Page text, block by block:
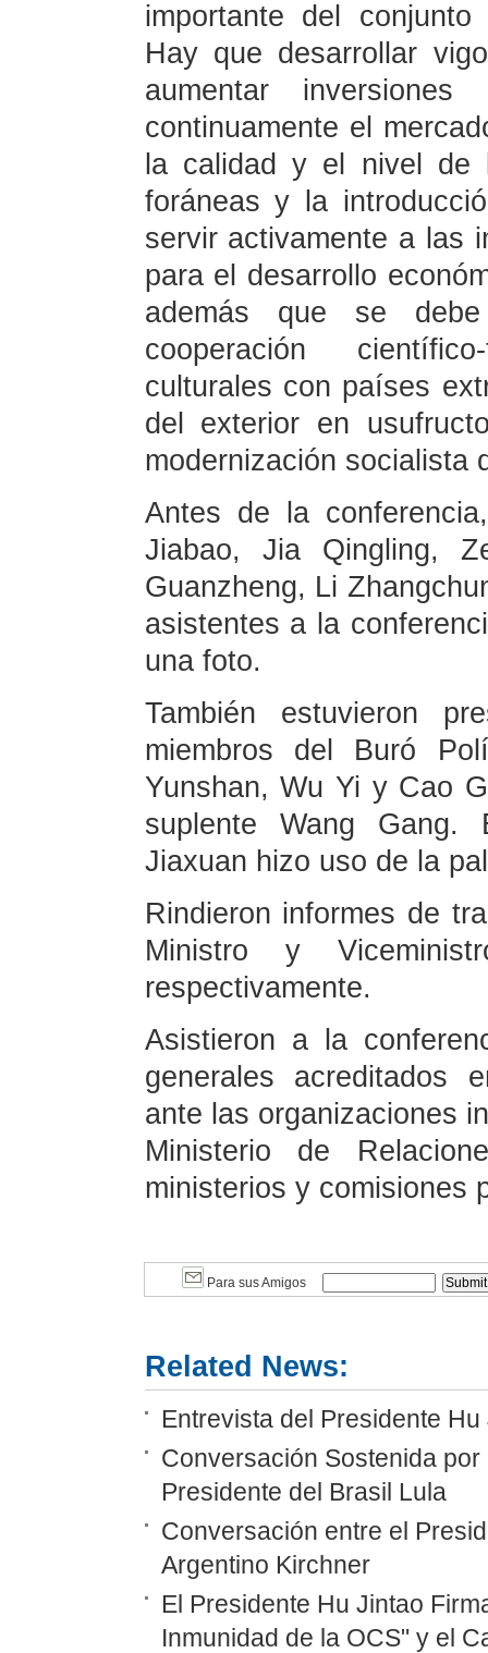
importante del
Hay que desarrollar
aumentar
continuamente el
la calidad y el nivel de
foráneas y la
servir activamente a las
para el desarrollo
además que se
cooperación
culturales con países
del exterior en
modernización socialista
Antes de la
Jiabao, Jia Qingling,
Guanzheng, Li
asistentes a la
una foto.
También estuvieron
miembros del Buró
Yunshan, Wu Yi y Cao
suplente Wang Gang.
Jiaxuan hizo uso de la
Rindieron informes de
Ministro y
respectivamente.
Asistieron a la
generales acreditados
ante las organizaciones
Ministerio de
ministerios y comisiones
Para sus Amigos
Related News:
Entrevista del Presidente
Conversación Sostenida
Presidente del Brasil Lula
Conversación entre el
Argentino Kirchner
El Presidente Hu Jintao
Inmunidad de la OCS" y el